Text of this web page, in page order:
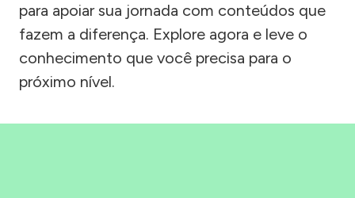
para apoiar sua jornada com conteúdos que
fazem a diferença. Explore agora e leve o
conhecimento que você precisa para o
próximo nível.